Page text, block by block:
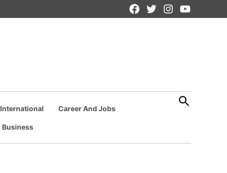
Facebook
TwitterInstagram
YouTube
International Career And Jobs
Business
Open
Search